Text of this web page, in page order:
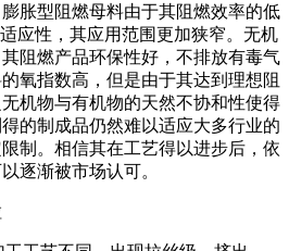
胀型阻燃母料由于其阻燃效率的低
应性，其应用范围更加狭窄。无机
阻燃产品环保性好，不排放有毒气
氧指数高，但是由于其达到理想阻
机物与有机物的天然不协和性使得
的制成品仍然难以适应大多行业的
制。相信其在工艺得以进步后，依
逐渐被市场认可。